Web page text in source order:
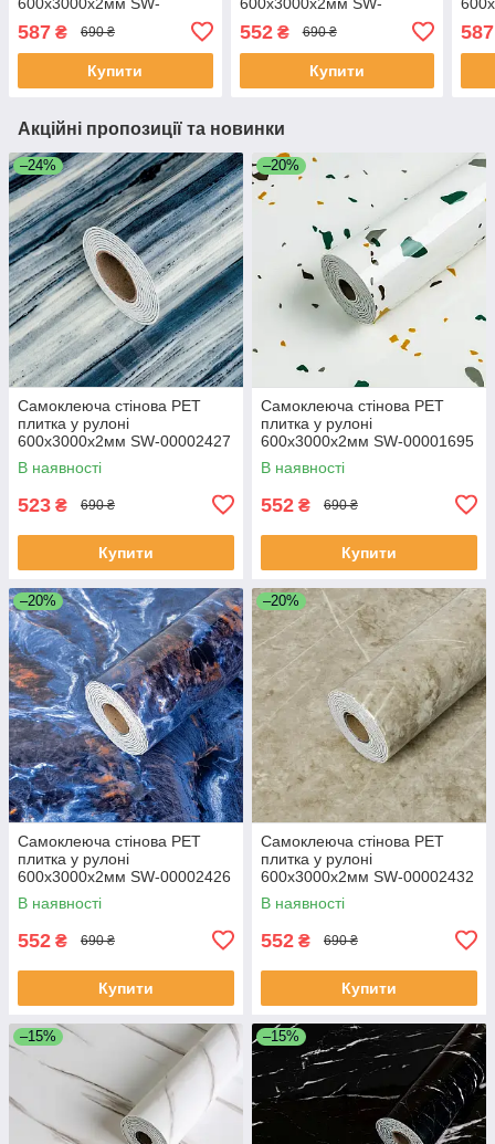
587 ₴ 690 ₴
Купити
552₴ 690 ₴
Купити
587
Акційні пропозиції та новинки
–24%
Самоклеюча стінова PET
плитка у рулоні
600х3000х2мм SW-00002427
В наявності
523 ₴ 690 ₴
Купити
–20%
Самоклеюча стінова PET
плитка у рулоні
600х3000х2мм SW-00001695
В наявності
552 ₴ 690 ₴
Купити
–20%
Самоклеюча стінова PET
плитка у рулоні
600х3000х2мм SW-00002426
В наявності
552 ₴ 690 ₴
Купити
–20%
Самоклеюча стінова PET
плитка у рулоні
600х3000х2мм SW-00002432
В наявності
552 ₴ 690 ₴
Купити
–15% –15%